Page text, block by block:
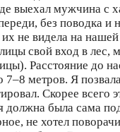
выехал мужчина с
без поводка и
не видела на
свой вход в лес,
Расстояние до
7–8 метров. Я
Скорее всего
должна была сама
не хотел